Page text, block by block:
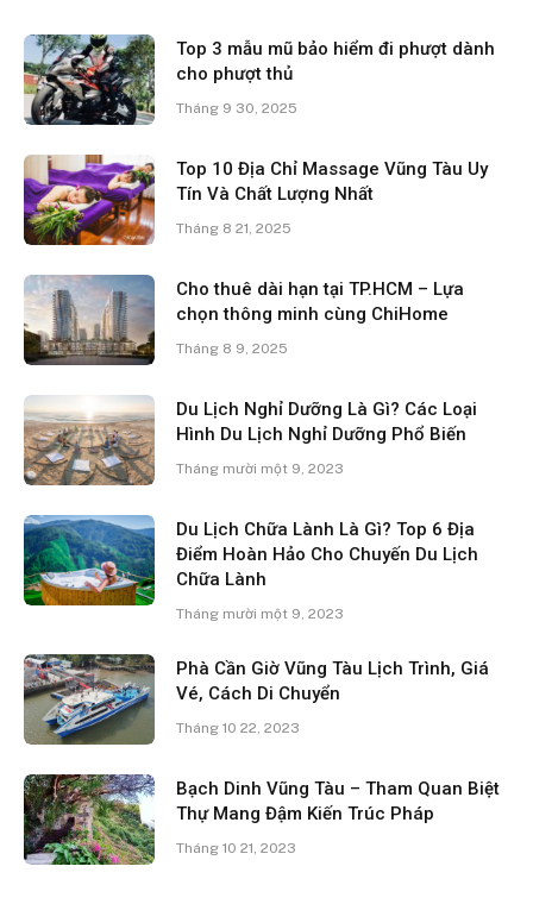
Top 3 mẫu mũ bảo hiểm đi phượt dành
cho phượt thủ
Tháng 9 30, 2025
Top 10 Địa Chỉ Massage Vũng Tàu Uy
Tín Và Chất Lượng Nhất
Tháng 8 21, 2025
Cho thuê dài hạn tại TP.HCM – Lựa
chọn thông minh cùng ChiHome
Tháng 8 9, 2025
Du Lịch Nghỉ Dưỡng Là Gì? Các Loại
Hình Du Lịch Nghỉ Dưỡng Phổ Biến
Tháng mười một 9, 2023
Du Lịch Chữa Lành Là Gì? Top 6 Địa
Điểm Hoàn Hảo Cho Chuyến Du Lịch
Chữa Lành
Tháng mười một 9, 2023
Phà Cần Giờ Vũng Tàu Lịch Trình, Giá
Vé, Cách Di Chuyển
Tháng 10 22, 2023
Bạch Dinh Vũng Tàu – Tham Quan Biệt
Thự Mang Đậm Kiến Trúc Pháp
Tháng 10 21, 2023